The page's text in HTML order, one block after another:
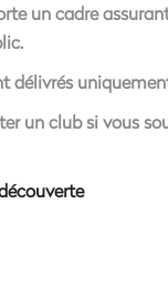
un cadre
délivrés
un club si vous